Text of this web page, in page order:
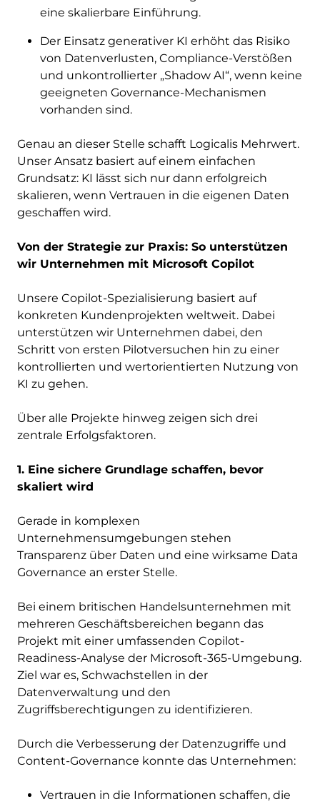
eine skalierbare Einführung.
Der Einsatz generativer KI erhöht das Risiko
von Datenverlusten, Compliance-Verstößen
und unkontrollierter „Shadow AI“, wenn keine
geeigneten Governance-Mechanismen
vorhanden sind.
Genau an dieser Stelle schafft Logicalis Mehrwert.
Unser Ansatz basiert auf einem einfachen
Grundsatz: KI lässt sich nur dann erfolgreich
skalieren, wenn Vertrauen in die eigenen Daten
geschaffen wird.
Von der Strategie zur Praxis: So unterstützen
wir Unternehmen mit Microsoft Copilot
Unsere Copilot-Spezialisierung basiert auf
konkreten Kundenprojekten weltweit. Dabei
unterstützen wir Unternehmen dabei, den
Schritt von ersten Pilotversuchen hin zu einer
kontrollierten und wertorientierten Nutzung von
KI zu gehen.
Über alle Projekte hinweg zeigen sich drei
zentrale Erfolgsfaktoren.
1. Eine sichere Grundlage schaffen, bevor
skaliert wird
Gerade in komplexen
Unternehmensumgebungen stehen
Transparenz über Daten und eine wirksame Data
Governance an erster Stelle.
Bei einem britischen Handelsunternehmen mit
mehreren Geschäftsbereichen begann das
Projekt mit einer umfassenden Copilot-
Readiness-Analyse der Microsoft-365-Umgebung.
Ziel war es, Schwachstellen in der
Datenverwaltung und den
Zugriffsberechtigungen zu identifizieren.
Durch die Verbesserung der Datenzugriffe und
Content-Governance konnte das Unternehmen:
Vertrauen in die Informationen schaffen, die